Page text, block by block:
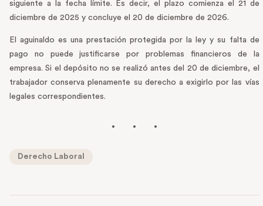
siguiente a la fecha límite. Es decir, el plazo comienza el 21 de
diciembre de 2025 y concluye el 20 de diciembre de 2026.
El aguinaldo es una prestación protegida por la ley y su falta de
pago no puede justificarse por problemas financieros de la
empresa. Si el depósito no se realizó antes del 20 de diciembre, el
trabajador conserva plenamente su derecho a exigirlo por las vías
legales correspondientes.
Derecho Laboral